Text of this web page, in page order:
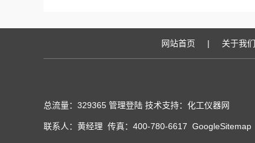
网站首页 | 关于我们
总流量：329365 管理登陆 技术支持：化工仪器网
联系人：黄经理 传真：400-780-6617 GoogleSitemap